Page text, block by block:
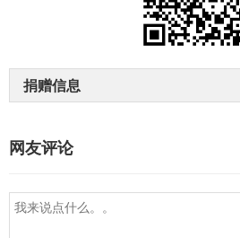
捐赠信息
网友评论